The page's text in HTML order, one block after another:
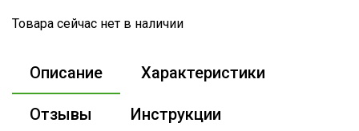
Товара сейчас нет в наличии
Описание Характеристики
Отзывы Инструкции